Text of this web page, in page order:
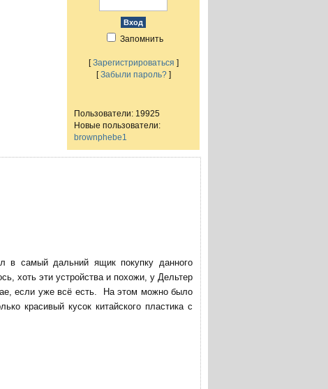
Запомнить
[Зарегистрироваться ]
[Забыли пароль?]
Пользователи: 19925
Новые пользователи:
brownphebe1
в самый дальний ящик покупку данного
хоть эти устройства и похожи, у Дельтер
если уже всё есть. На этом можно было
красивый кусок китайского пластика с